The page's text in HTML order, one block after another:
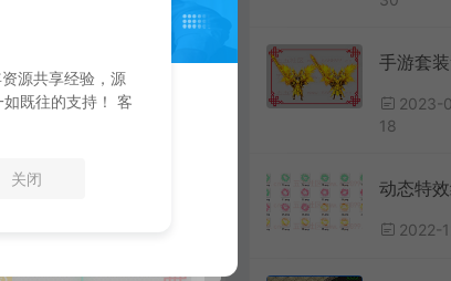
2023-
18
动态特
2022-
源共享经验，源
既往的支持！ 客
关闭